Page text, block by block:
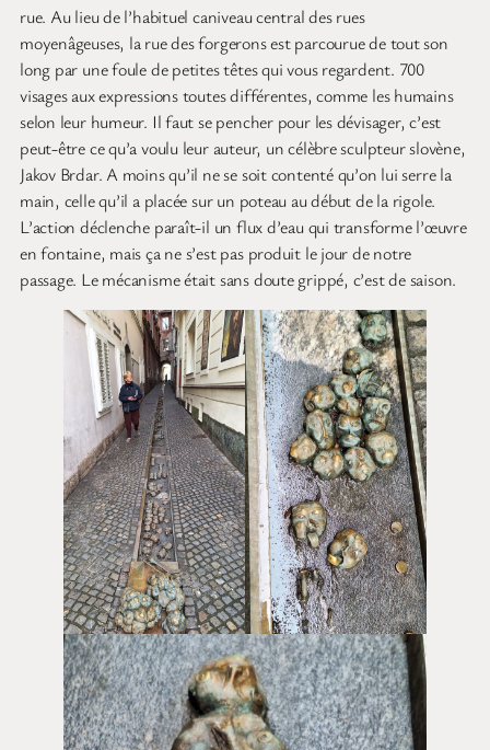
rue. Au lieu de l’habituel caniveau central des rues
moyenâgeuses, la rue des forgerons est parcourue de tout son
long par une foule de petites têtes qui vous regardent. 700
visages aux expressions toutes différentes, comme les humains
selon leur humeur. Il faut se pencher pour les dévisager, c’est
peut-être ce qu’a voulu leur auteur, un célèbre sculpteur slovène,
Jakov Brdar. A moins qu’il ne se soit contenté qu’on lui serre la
main, celle qu’il a placée sur un poteau au début de la rigole.
L’action déclenche paraît-il un flux d’eau qui transforme l’œuvre
en fontaine, mais ça ne s’est pas produit le jour de notre
passage. Le mécanisme était sans doute grippé, c’est de saison.